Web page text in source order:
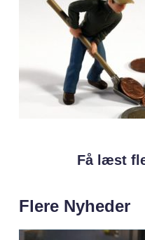
Få læst
Flere Nyheder